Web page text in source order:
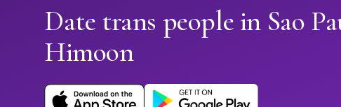
Date trans people in Sao
Himoon